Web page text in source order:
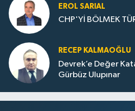
EROL SARIAL
CHP'Yİ BÖLMEK
RECEP KALMAOĞLU
Devrek’e Değer
Gürbüz Ulupınar